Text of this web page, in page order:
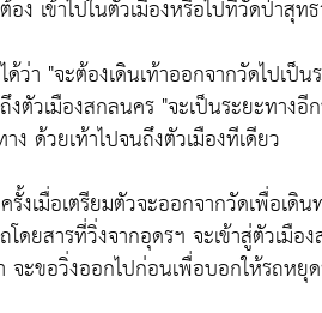
อง เข้าไปในตัวเมืองหรือไปที่วัดป่าสุท
ว่า "จะต้องเดินเท้าออกจากวัดไปเป็
ตัวเมืองสกลนคร "จะเป็นระยะทาง
ด้วยเท้าไปจนถึงตัวเมืองทีเดียว
งเมื่อเตรียมตัวจะออกจากวัดเพื่อเดิ
ดยสารที่วิ่งจากอุดรฯ จะเข้าสู่ตัวเมื
จะขอวิ่งออกไปก่อนเพื่อบอกให้รถหยุ